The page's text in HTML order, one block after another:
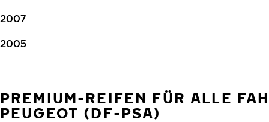
2007
2005
PREMIUM-REIFEN FÜR ALLE
PEUGEOT (DF-PSA)